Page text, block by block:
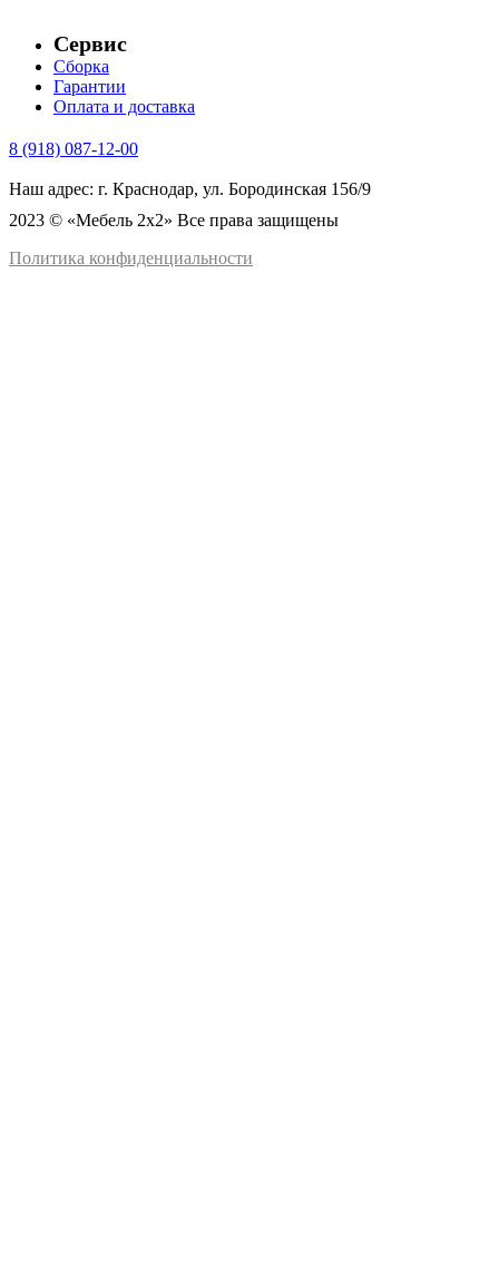
Сервис
Сборка
Гарантии
Оплата и доставка
8 (918) 087-12-00
Наш адрес: г. Краснодар, ул. Бородинская 156/9
2023 © «Мебель 2x2» Все права защищены
Политика конфиденциальности